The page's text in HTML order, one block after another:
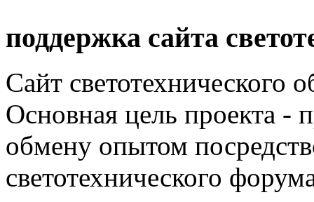
поддержка сайта
Сайт светотехнического
Основная цель проекта -
обмену опытом
светотехнического